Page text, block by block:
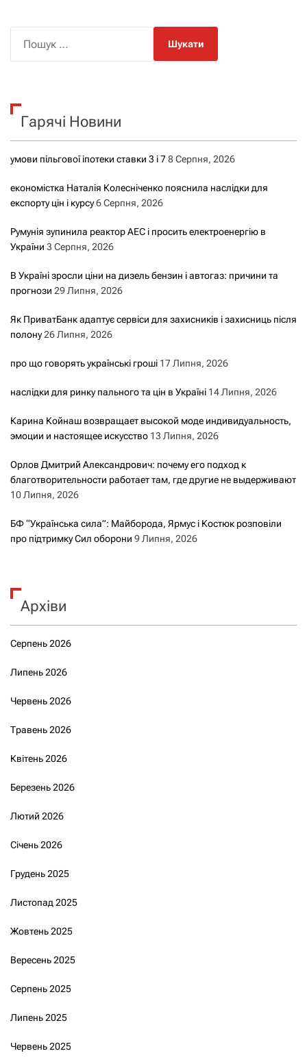
к
Гарячі Новини
умови пільгової іпотеки ставки 3 і 78 Серпня, 2026
економістка Наталія Колесніченко пояснила наслідки для
експорту цін і курсу6 Серпня, 2026
Румунія зупинила реактор АЕС і просить електроенергію в
України 3 Серпня, 2026
В Україні зросли ціни на дизель бензин і автогаз: причини та
прогнози 29 Липня, 2026
Як ПриватБанк адаптує сервіси для захисників і захисниць після
полону26 Липня, 2026
про що говорять українські гроші 17 Липня, 2026
наслідки для ринку пального та цін в Україні 14 Липня, 2026
Карина Койнаш возвращает высокой моде индивидуальность,
эмоции и настоящее искусство 13 Липня, 2026
Орлов Дмитрий Александрович: почему его подход к
благотворительности работает там, где другие не выдерживают
10 Липня, 2026
БФ “Українська сила”: Майборода, Ярмус і Костюк розповіли
про підтримку Сил оборони 9 Липня, 2026
Архіви
Серпень 2026
Липень 2026
Червень 2026
Травень 2026
Квітень 2026
Березень 2026
Лютий 2026
Січень 2026
Грудень 2025
Листопад 2025
Жовтень 2025
Вересень 2025
Серпень 2025
Липень 2025
Червень 2025